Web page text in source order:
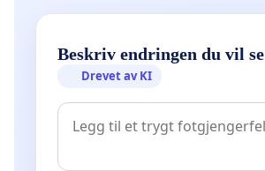
Beskriv endringen du vil se
Drevet av KI